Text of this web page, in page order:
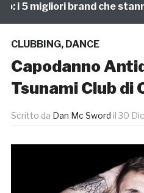
i 5 migliori brand che
CLUBBING, DANCE
Capodanno
Tsunami Club di
Scritto da Dan Mc Sword il 30